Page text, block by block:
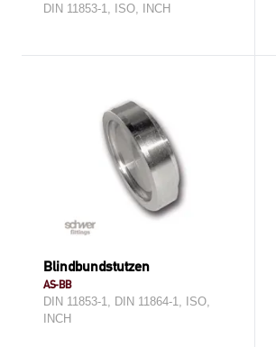
DIN 11853-1, ISO, INCH
Blindbundstutzen
AS-BB
DIN 11853-1, DIN 11864-1, ISO,
INCH